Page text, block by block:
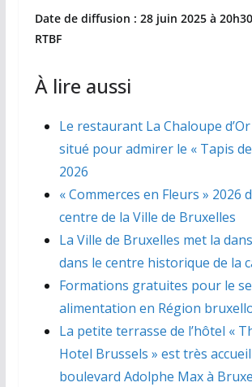
Date de diffusion : 28 juin 2025 à
RTBF
À lire aussi
Le restaurant La Chaloupe
situé pour admirer le « Tapis
2026
« Commerces en Fleurs » 2026
centre de la Ville de Bruxelles
La Ville de Bruxelles met la
dans le centre historique de la
Formations gratuites pour le
alimentation en Région
La petite terrasse de l’hôtel «
Hotel Brussels » est très
boulevard Adolphe Max à